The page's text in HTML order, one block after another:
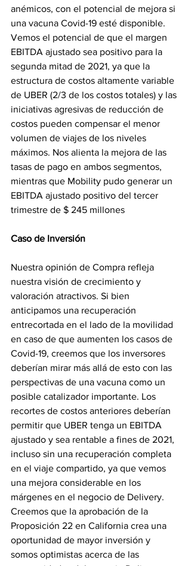
anémicos, con el potencial de mejora si
una vacuna Covid-19 esté disponible.
Vemos el potencial de que el margen
EBITDA ajustado sea positivo para la
segunda mitad de 2021, ya que la
estructura de costos altamente variable
de UBER (2/3 de los costos totales) y las
iniciativas agresivas de reducción de
costos pueden compensar el menor
volumen de viajes de los niveles
máximos. Nos alienta la mejora de las
tasas de pago en ambos segmentos,
mientras que Mobility pudo generar un
EBITDA ajustado positivo del tercer
trimestre de $ 245 millones
Caso de Inversión
Nuestra opinión de Compra refleja
nuestra visión de crecimiento y
valoración atractivos. Si bien
anticipamos una recuperación
entrecortada en el lado de la movilidad
en caso de que aumenten los casos de
Covid-19, creemos que los inversores
deberían mirar más allá de esto con las
perspectivas de una vacuna como un
posible catalizador importante. Los
recortes de costos anteriores deberían
permitir que UBER tenga un EBITDA
ajustado y sea rentable a fines de 2021,
incluso sin una recuperación completa
en el viaje compartido, ya que vemos
una mejora considerable en los
márgenes en el negocio de Delivery.
Creemos que la aprobación de la
Proposición 22 en California crea una
oportunidad de mayor inversión y
somos optimistas acerca de las